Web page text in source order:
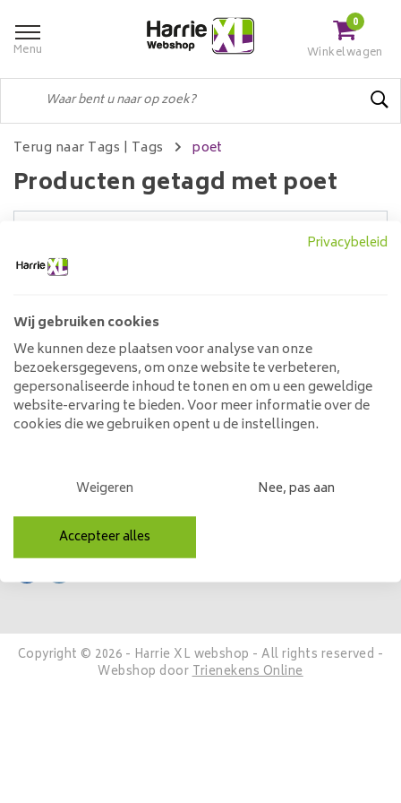
Menu
0
Winkelwagen
Terug naar Tags | Tags poet
Producten getagd met poet
Geen producten gevonden!...
Klantenservice
Mijn account
Contactgegevens
Volg ons
Copyright © 2026 - Harrie XL webshop - All rights reserved -
Webshop doorTrienekens Online
Privacybeleid
Wij gebruiken cookies
We kunnen deze plaatsen voor analyse van onze
bezoekersgegevens, om onze website te verbeteren,
gepersonaliseerde inhoud te tonen en om u een geweldige
website-ervaring te bieden. Voor meer informatie over de
cookies die we gebruiken opent u de instellingen.
Weigeren Nee, pas aan
Accepteer alles